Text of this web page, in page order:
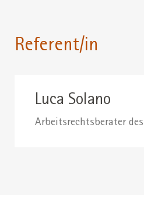
Referent/in
Luca Solano
Arbeitsrechtsberater